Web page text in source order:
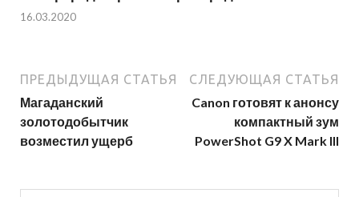
16.03.2020
ПРЕДЫДУЩАЯ СТАТЬЯ
Магаданский
золотодобытчик
возместил ущерб
СЛЕДУЮЩАЯ СТАТЬЯ
Canon готовят к анонсу
компактный зум
PowerShot G9 X Mark III